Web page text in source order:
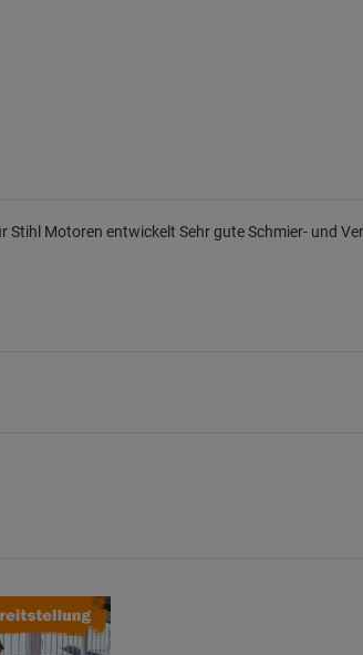
Motoren entwickelt Sehr gute Schmier- und